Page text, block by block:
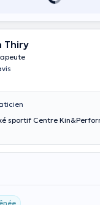
Thiry
📍Chênée Rue